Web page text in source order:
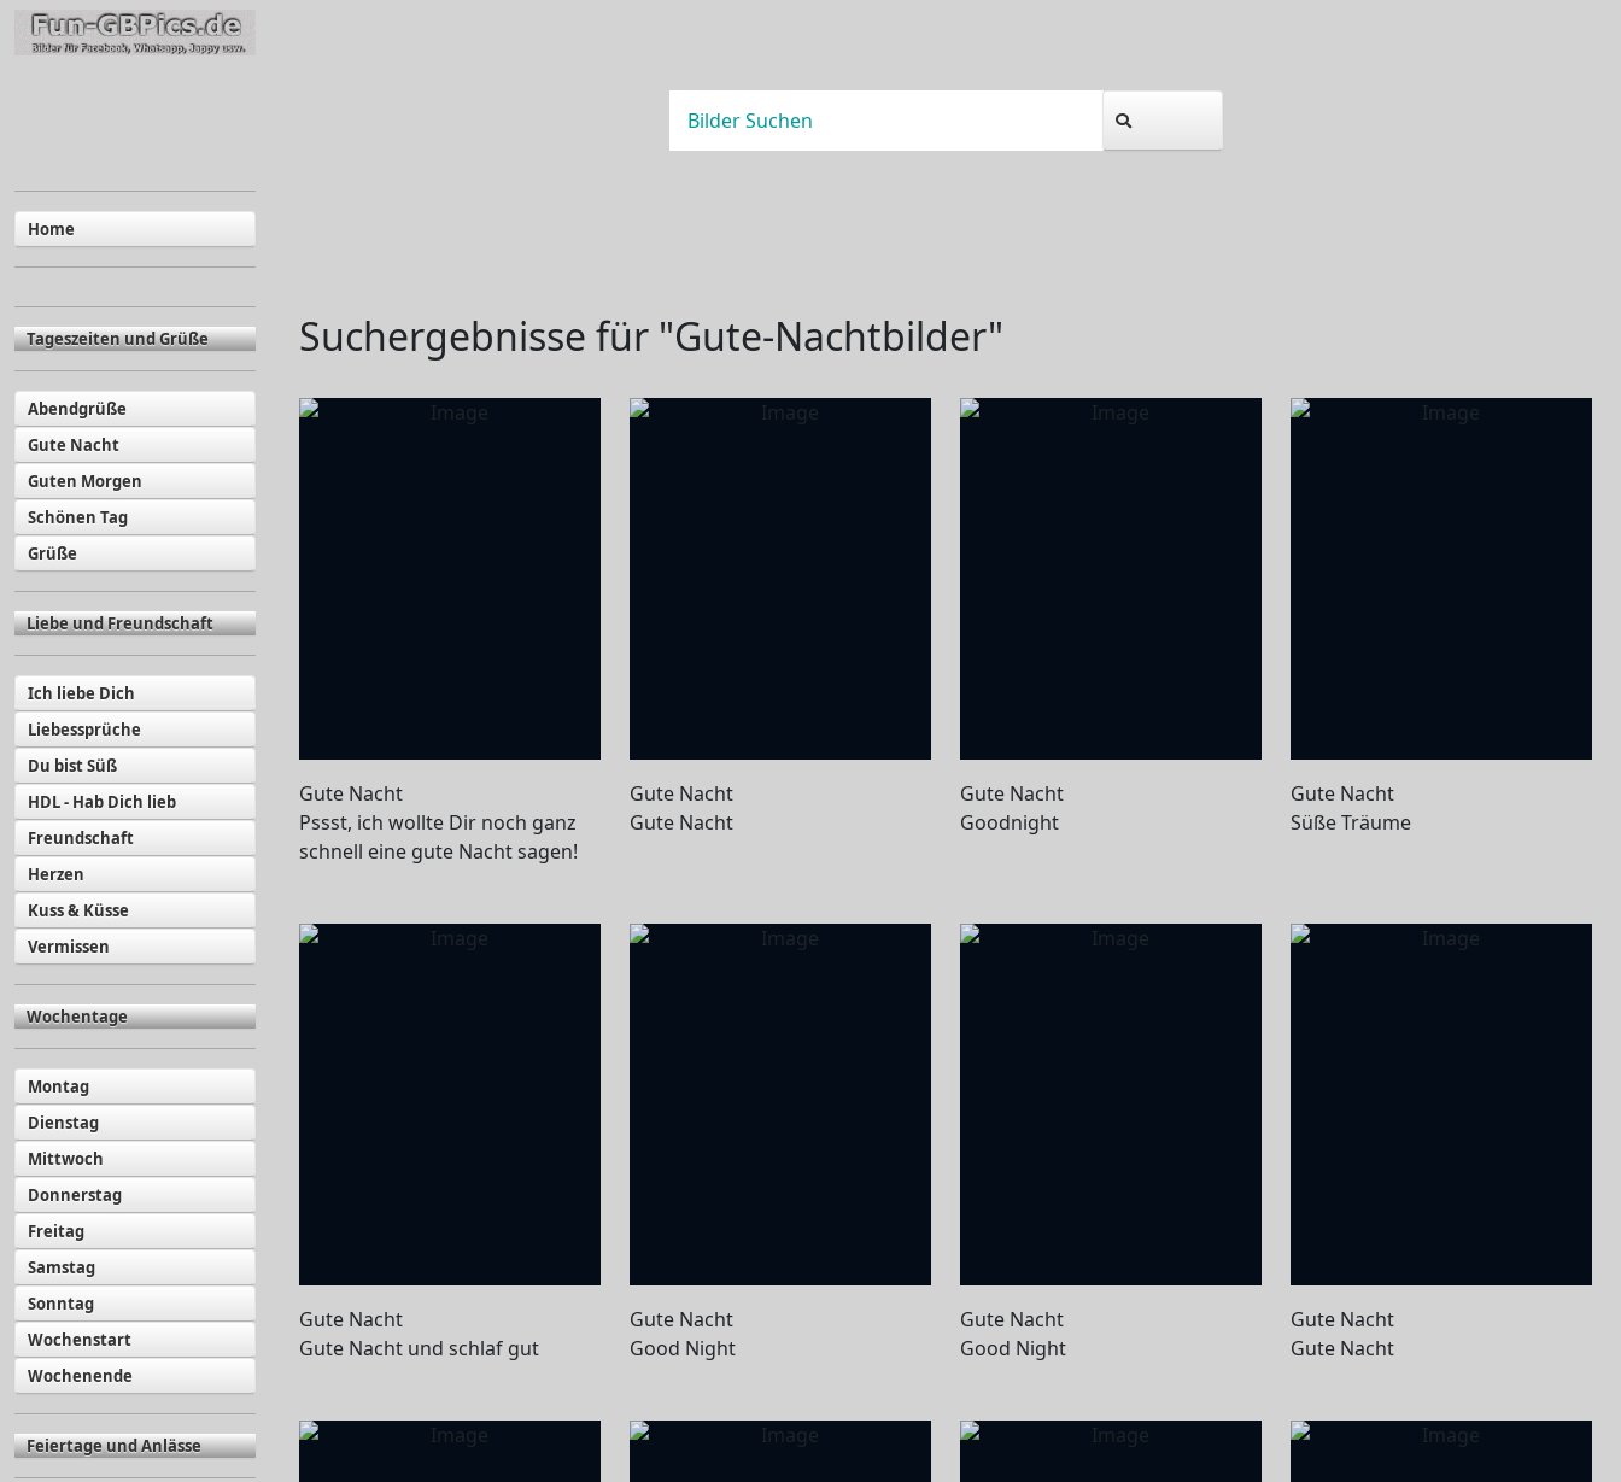
Home
Tageszeiten und Grüße
Abendgrüße
Gute Nacht
Guten Morgen
Schönen Tag
Grüße
Liebe und Freundschaft
Ich liebe Dich
Liebessprüche
Du bist Süß
HDL - Hab Dich lieb
Freundschaft
Herzen
Kuss & Küsse
Vermissen
Wochentage
Montag
Dienstag
Mittwoch
Donnerstag
Freitag
Samstag
Sonntag
Wochenstart
Wochenende
Feiertage und Anlässe
Suchergebnisse für "Gute-Nachtbilder"
Gute Nacht
Pssst, ich wollte Dir noch ganz
schnell eine gute Nacht sagen!
Gute Nacht
Gute Nacht
Gute Nacht
Goodnight
Gute Nacht
Süße Träume
Gute Nacht
Gute Nacht und schlaf gut
Gute Nacht
Good Night
Gute Nacht
Good Night
Gute Nacht
Gute Nacht